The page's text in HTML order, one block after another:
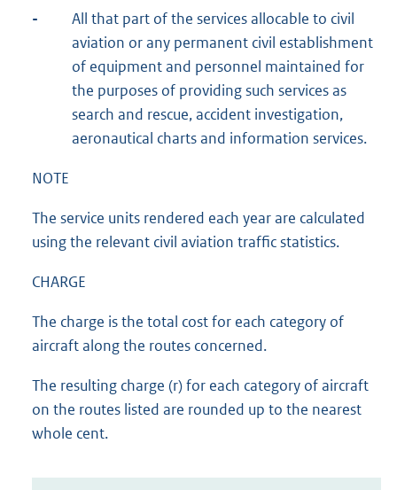
-
All that part of the services allocable to civil
aviation or any permanent civil establishment
of equipment and personnel maintained for
the purposes of providing such services as
search and rescue, accident investigation,
aeronautical charts and information services.
NOTE
The service units rendered each year are calculated
using the relevant civil aviation traffic statistics.
CHARGE
The charge is the total cost for each category of
aircraft along the routes concerned.
The resulting charge (r) for each category of aircraft
on the routes listed are rounded up to the nearest
whole cent.